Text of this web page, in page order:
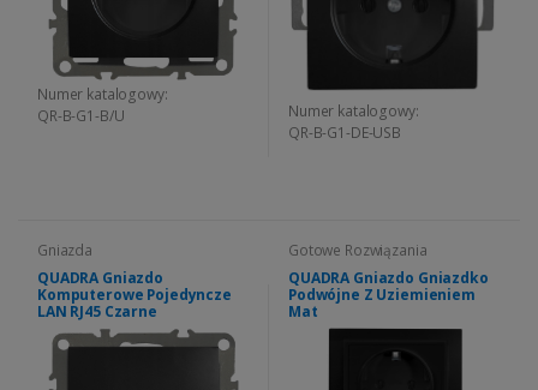
Numer katalogowy:
QR-B-G1-B/U
Numer katalogowy:
QR-B-G1-DE-USB
Gniazda
QUADRA Gniazdo
Komputerowe Pojedyncze
LAN RJ45 Czarne
Gotowe Rozwiązania
QUADRA Gniazdo Gniazdko
Podwójne Z Uziemieniem
Mat